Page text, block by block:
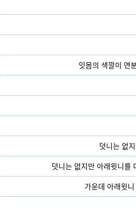
잇몸의 색깔이 연
덧니는 없
덧니는 없지만 아래윗니를
가운데 아래윗